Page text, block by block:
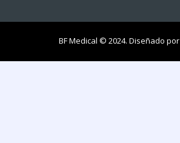
BF Medical © 2024. Diseñado por